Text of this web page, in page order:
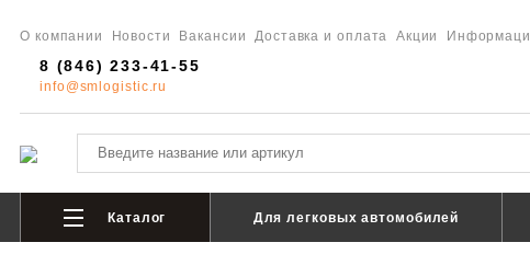
О компании Новости Вакансии Доставка и оплата Акции
8 (846) 233-41-55
info@smlogistic.ru
Каталог Для легковых автомобилей